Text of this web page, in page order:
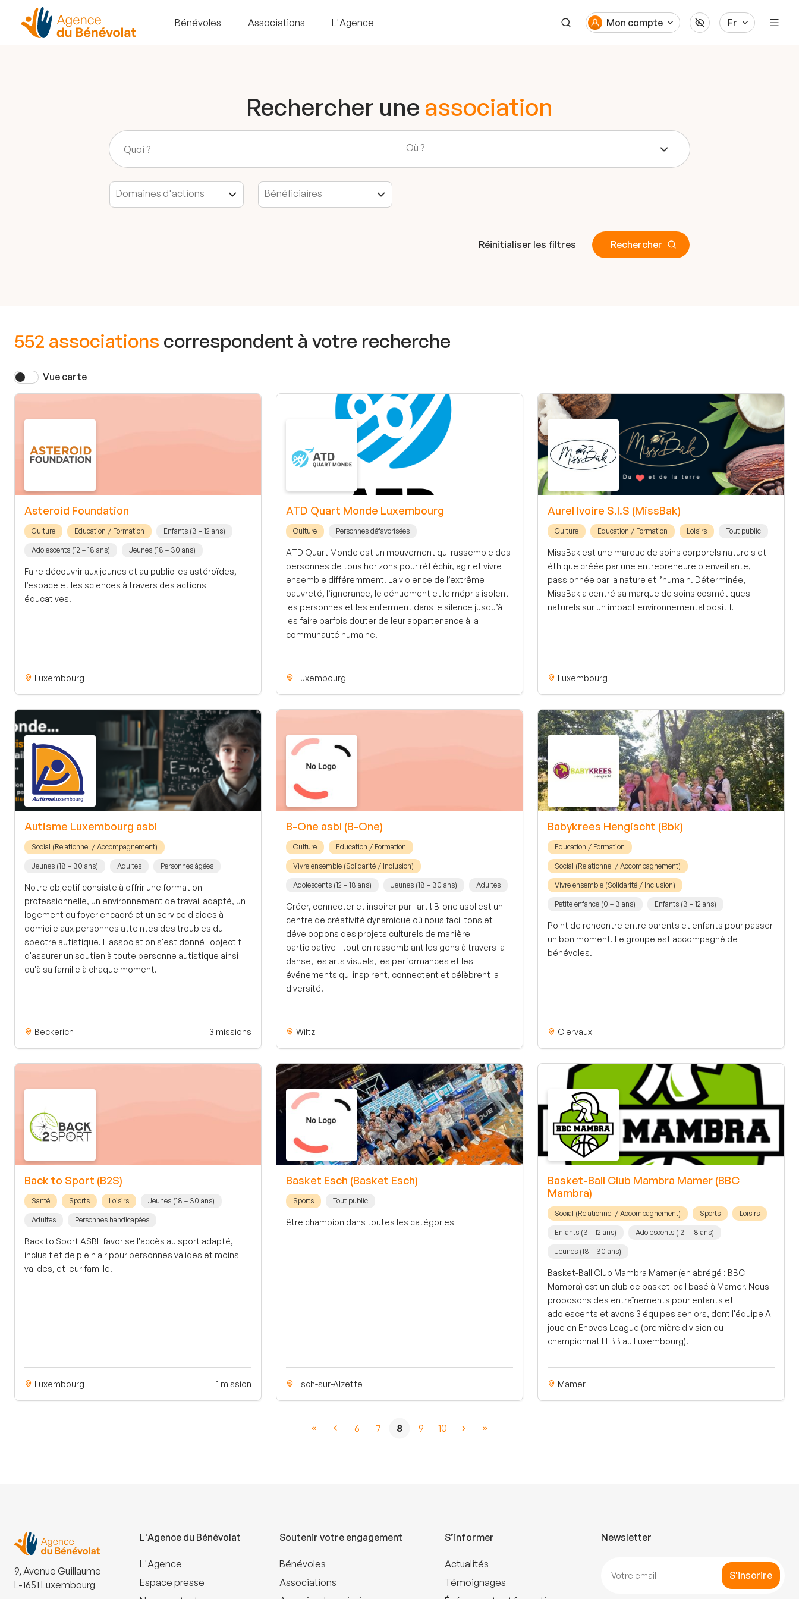
Bénévoles Associations L'Agence Mon compte Fr
Rechercher une association
Réinitialiser les filtres Rechercher
552 associations correspondent à votre recherche
Vue carte
Asteroid Foundation
Culture Education / Formation Enfants (3 – 12 ans)
Adolescents (12 – 18 ans) Jeunes (18 – 30 ans)
Faire découvrir aux jeunes et au public les astéroïdes,
l’espace et les sciences à travers des actions
éducatives.
Luxembourg
ATD Quart Monde Luxembourg
Culture Personnes défavorisées
ATD Quart Monde est un mouvement qui rassemble des
personnes de tous horizons pour réfléchir, agir et vivre
ensemble différemment. La violence de l’extrême
pauvreté, l’ignorance, le dénuement et le mépris isolent
les personnes et les enferment dans le silence jusqu’à
les faire parfois douter de leur appartenance à la
communauté humaine.
Luxembourg
Aurel Ivoire S.I.S (MissBak)
Culture Education / Formation Loisirs Tout public
MissBak est une marque de soins corporels naturels et
éthique créée par une entrepreneure bienveillante,
passionnée par la nature et l’humain. Déterminée,
MissBak a centré sa marque de soins cosmétiques
naturels sur un impact environnemental positif.
Luxembourg
Autisme Luxembourg asbl
Social (Relationnel / Accompagnement)
Jeunes (18 – 30 ans) Adultes Personnes âgées
Notre objectif consiste à offrir une formation
professionnelle, un environnement de travail adapté, un
logement ou foyer encadré et un service d'aides à
domicile aux personnes atteintes des troubles du
spectre autistique. L'association s'est donné l'objectif
d'assurer un soutien à toute personne autistique ainsi
qu'à sa famille à chaque moment.
Beckerich 3 missions
B-One asbl (B-One)
Culture Education / Formation
Vivre ensemble (Solidarité / Inclusion)
Adolescents (12 – 18 ans) Jeunes (18 – 30 ans) Adultes
Créer, connecter et inspirer par l'art ! B-one asbl est un
centre de créativité dynamique où nous facilitons et
développons des projets culturels de manière
participative - tout en rassemblant les gens à travers la
danse, les arts visuels, les performances et les
événements qui inspirent, connectent et célèbrent la
diversité.
Wiltz
Babykrees Hengischt (Bbk)
Education / Formation
Social (Relationnel / Accompagnement)
Vivre ensemble (Solidarité / Inclusion)
Petite enfance (0 – 3 ans) Enfants (3 – 12 ans)
Point de rencontre entre parents et enfants pour passer
un bon moment. Le groupe est accompagné de
bénévoles.
Clervaux
Back to Sport (B2S)
Santé Sports Loisirs Jeunes (18 – 30 ans)
Adultes Personnes handicapées
Back to Sport ASBL favorise l'accès au sport adapté,
inclusif et de plein air pour personnes valides et moins
valides, et leur famille.
Luxembourg 1 mission
Basket Esch (Basket Esch)
Sports Tout public
être champion dans toutes les catégories
Esch-sur-Alzette
Basket-Ball Club Mambra Mamer (BBC
Mambra)
Social (Relationnel / Accompagnement) Sports Loisirs
Enfants (3 – 12 ans) Adolescents (12 – 18 ans)
Jeunes (18 – 30 ans)
Basket-Ball Club Mambra Mamer (en abrégé : BBC
Mambra) est un club de basket-ball basé à Mamer. Nous
proposons des entraînements pour enfants et
adolescents et avons 3 équipes seniors, dont l'équipe A
joue en Enovos League (première division du
championnat FLBB au Luxembourg).
Mamer
6 7 8 9 10
9, Avenue Guillaume
L-1651 Luxembourg
L'Agence du Bénévolat
L'Agence
Espace presse
Soutenir votre engagement
Bénévoles
Associations
S’informer
Actualités
Témoignages
Newsletter
S'inscrire